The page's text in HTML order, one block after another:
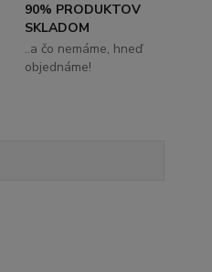
90% PRODUKTOV
SKLADOM
..a čo nemáme, hneď
objednáme!